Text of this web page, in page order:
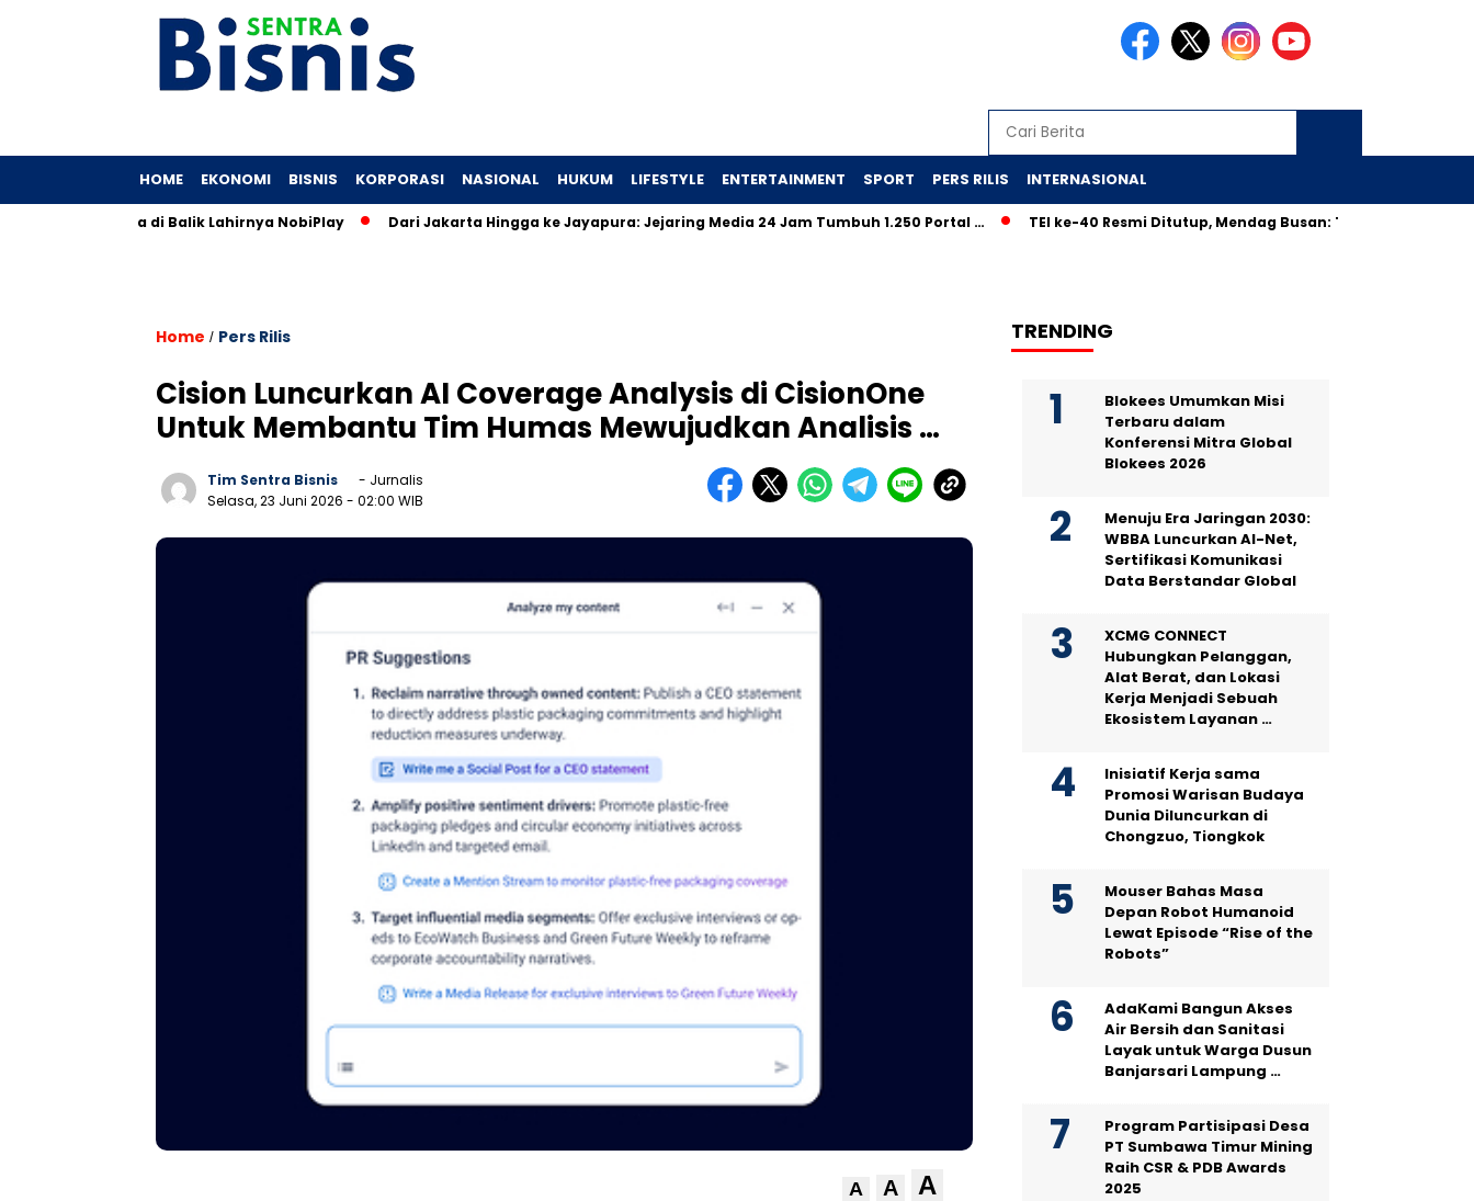
HOME EKONOMI BISNIS KORPORASI NASIONAL HUKUM LIFESTYLE ENTERTAINMENT SPORT PERS RILIS INTERNASIONAL
Cerita di Balik Lahirnya NobiPlay Dari Jakarta Hingga ke Jayapura: Jejaring Media 24 Jam Tumbuh 1.250 Portal … TEI ke-40 Resmi Ditutup, Mendag Busan: Transaksi Lewati Target,
Home / Pers Rilis
Cision Luncurkan AI Coverage Analysis di CisionOne
Untuk Membantu Tim Humas Mewujudkan Analisis …
Tim Sentra Bisnis
- Jurnalis
Selasa, 23 Juni 2026 - 02:00 WIB
A A A
TRENDING
Blokees Umumkan Misi
Terbaru dalam
Konferensi Mitra Global
Blokees 2026
Menuju Era Jaringan 2030:
WBBA Luncurkan AI-Net,
Sertifikasi Komunikasi
Data Berstandar Global
XCMG CONNECT
Hubungkan Pelanggan,
Alat Berat, dan Lokasi
Kerja Menjadi Sebuah
Ekosistem Layanan …
Inisiatif Kerja sama
Promosi Warisan Budaya
Dunia Diluncurkan di
Chongzuo, Tiongkok
Mouser Bahas Masa
Depan Robot Humanoid
Lewat Episode “Rise of the
Robots”
AdaKami Bangun Akses
Air Bersih dan Sanitasi
Layak untuk Warga Dusun
Banjarsari Lampung …
Program Partisipasi Desa
PT Sumbawa Timur Mining
Raih CSR & PDB Awards
2025